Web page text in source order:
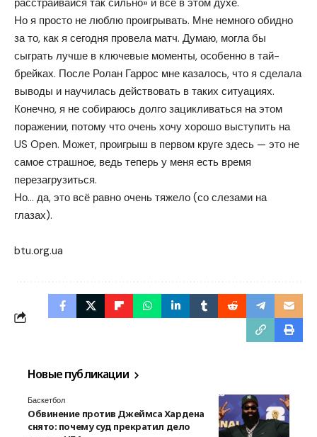
Но я просто не люблю проигрывать. Мне немного обидно
за то, как я сегодня провела матч. Думаю, могла бы
сыграть лучше в ключевые моменты, особенно в тай-
брейках. После Ролан Гаррос мне казалось, что я сделала
выводы и научилась действовать в таких ситуациях.
Конечно, я не собираюсь долго зацикливаться на этом
поражении, потому что очень хочу хорошо выступить на
US Open. Может, проигрыш в первом круге здесь — это не
самое страшное, ведь теперь у меня есть время
перезагрузиться.
Но… да, это всё равно очень тяжело (со слезами на
глазах).
btu.org.ua
Новые публикации
Баскетбол
Обвинение против Джеймса Хардена
снято: почему суд прекратил дело